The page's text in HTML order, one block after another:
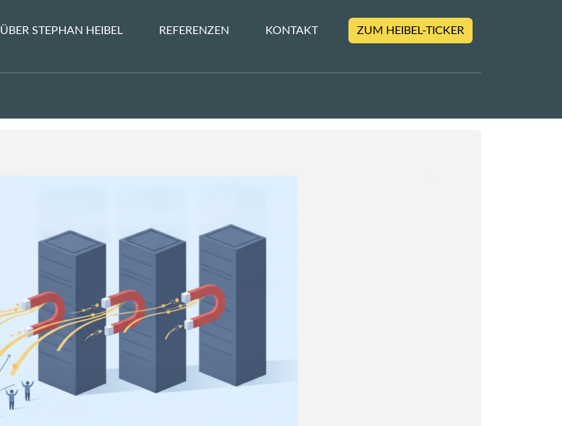
ÜBER STEPHAN HEIBEL REFERENZEN KONTAKT ZUM HEIBEL-TICKER